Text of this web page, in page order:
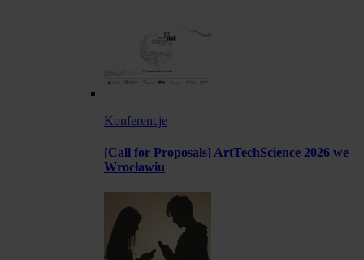
Konferencje
[Call for Proposals] ArtTechScience 2026 we
Wrocławiu